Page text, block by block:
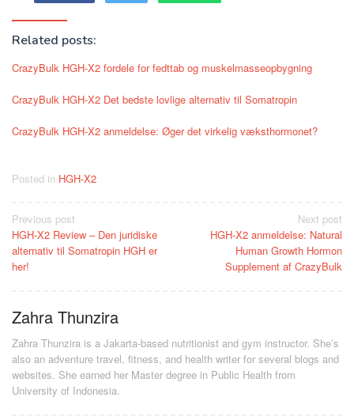
Related posts:
CrazyBulk HGH-X2 fordele for fedttab og muskelmasseopbygning
CrazyBulk HGH-X2 Det bedste lovlige alternativ til Somatropin
CrazyBulk HGH-X2 anmeldelse: Øger det virkelig væksthormonet?
Posted in HGH-X2
Post
navigation
Previous post
HGH-X2 Review – Den juridiske
alternativ til Somatropin HGH er
her!
Next post
HGH-X2 anmeldelse: Natural
Human Growth Hormon
Supplement af CrazyBulk
Zahra Thunzira
Zahra Thunzira is a Jakarta-based nutritionist and gym instructor. She’s
also an adventure travel, fitness, and health writer for several blogs and
websites. She earned her Master degree in Public Health from
University of Indonesia.